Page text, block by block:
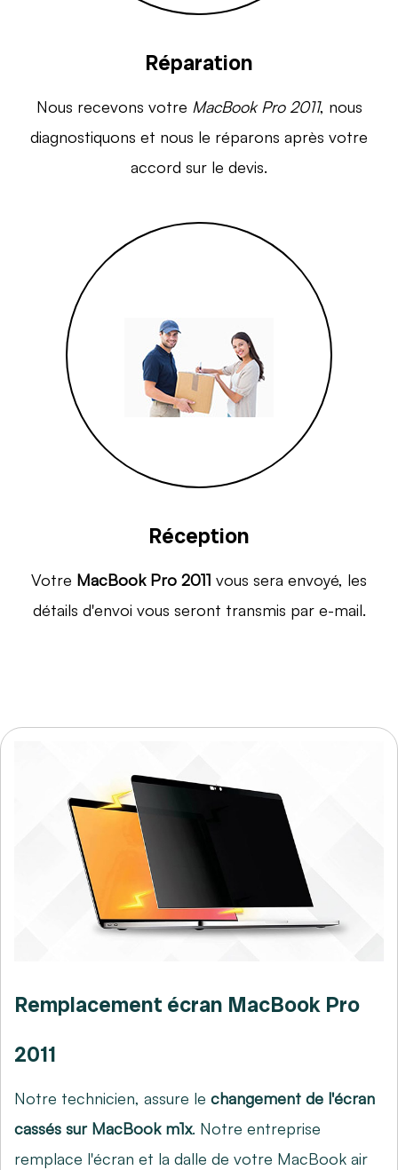
Réparation
Nous recevons votre MacBook Pro 2011, nous
diagnostiquons et nous le réparons après votre
accord sur le devis.
Réception
Votre MacBook Pro 2011 vous sera envoyé, les
détails d'envoi vous seront transmis par e-mail.
Remplacement écran MacBook Pro
2011
Notre technicien, assure le changement de l'écran
cassés sur MacBook m1x. Notre entreprise
remplace l'écran et la dalle de votre MacBook air